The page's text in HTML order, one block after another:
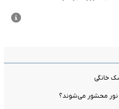
خانگی
نور محشور می‌شوند؟